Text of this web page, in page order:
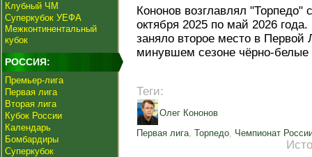
Клубный ЧМ
Суперкубок УЕФА
Межконтинентальный
кубок
РОССИЯ:
Премьер-лига
Первая лига
Вторая лига
Кубок России
Календарь
Бомбардиры
Суперкубок
Кононов возглавлял "Торпедо"
октября 2025 по май 2026
заняло второе место в Первой
минувшем сезоне чёрно-
Теги:
Олег Кононов
Первая лига, Торпедо, Чемпионат